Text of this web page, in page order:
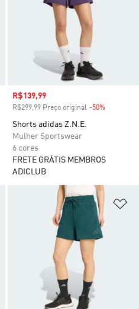
Preço com desconto
R$139,99
R$299,99 Preço original -50%
Shorts adidas Z.N.E.
Mulher Sportswear
6 cores
FRETE GRÁTIS MEMBROS
ADICLUB
Adicionar à Lista de Desejos